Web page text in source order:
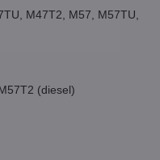
M47T2, M57, M57TU,
(diesel)